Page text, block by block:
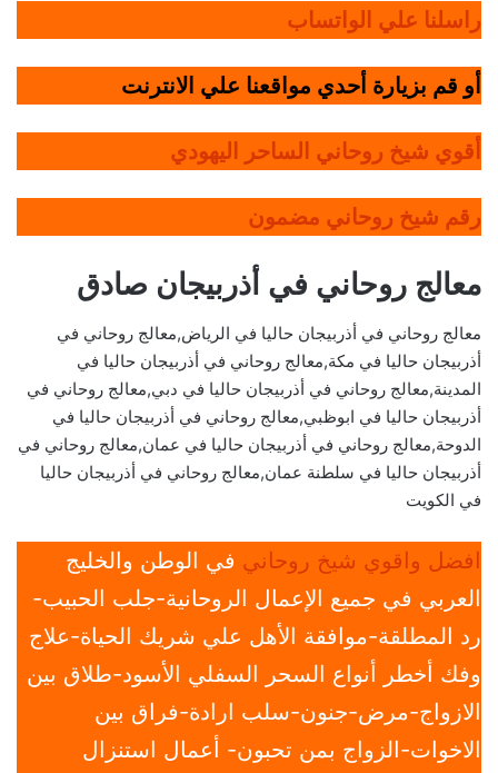
راسلنا علي الواتساب
أو قم بزيارة أحدي مواقعنا علي الانترنت
أقوي شيخ روحاني الساحر اليهودي
رقم شيخ روحاني مضمون
معالج روحاني في أذربيجان صادق
معالج روحاني في أذربيجان حاليا في الرياض,معالج روحاني في
أذربيجان حاليا في مكة,معالج روحاني في أذربيجان حاليا في
المدينة,معالج روحاني في أذربيجان حاليا في دبي,معالج روحاني في
أذربيجان حاليا في ابوظبي,معالج روحاني في أذربيجان حاليا في
الدوحة,معالج روحاني في أذربيجان حاليا في عمان,معالج روحاني في
أذربيجان حاليا في سلطنة عمان,معالج روحاني في أذربيجان حاليا
في الكويت
افضل واقوي شيخ روحاني في الوطن والخليج
العربي في جميع الإعمال الروحانية-جلب الحبيب-
رد المطلقة-موافقة الأهل علي شريك الحياة-علاج
وفك أخطر أنواع السحر السفلي الأسود-طلاق بين
الازواج-مرض-جنون-سلب ارادة-فراق بين
الاخوات-الزواج بمن تحبون- أعمال استنزال